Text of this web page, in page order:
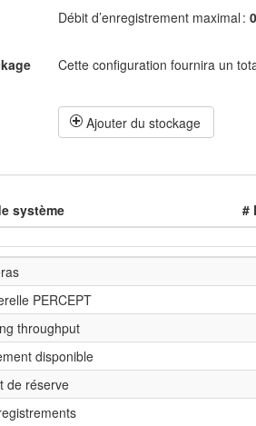
Débit d’enregistrement maximal :0
Cette configuration fournira un
Ajouter du stockage
système #
PERCEPT
throughput
disponible
de réserve